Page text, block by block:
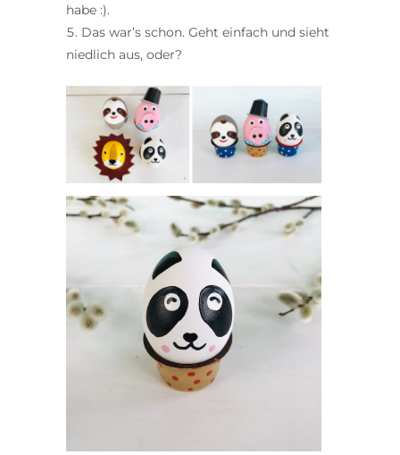
habe :).
Das war’s schon. Geht einfach und sieht
niedlich aus, oder?